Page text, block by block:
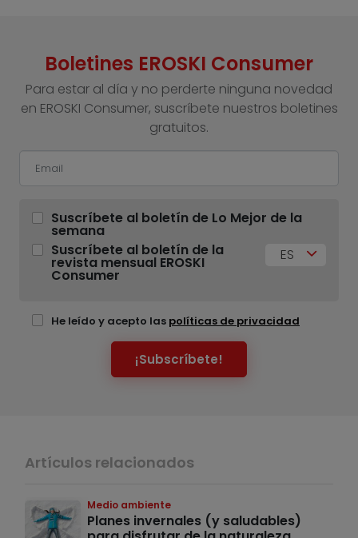
Boletines EROSKI Consumer
Para estar al día y no perderte ninguna novedad
en EROSKI Consumer, suscríbete nuestros boletines
gratuitos.
Suscríbete al boletín de Lo Mejor de la
semana
Suscríbete al boletín de la
revista mensual EROSKI
Consumer
ES
He leído y acepto las políticas de privacidad
¡Subscríbete!
Artículos relacionados
Medio ambiente
Planes invernales (y saludables)